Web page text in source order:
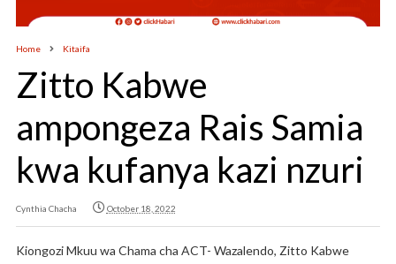
Home Kitaifa
Zitto Kabwe
ampongeza Rais Samia
kwa kufanya kazi nzuri
Cynthia Chacha October 18, 2022
Kiongozi Mkuu wa Chama cha ACT- Wazalendo, Zitto Kabwe